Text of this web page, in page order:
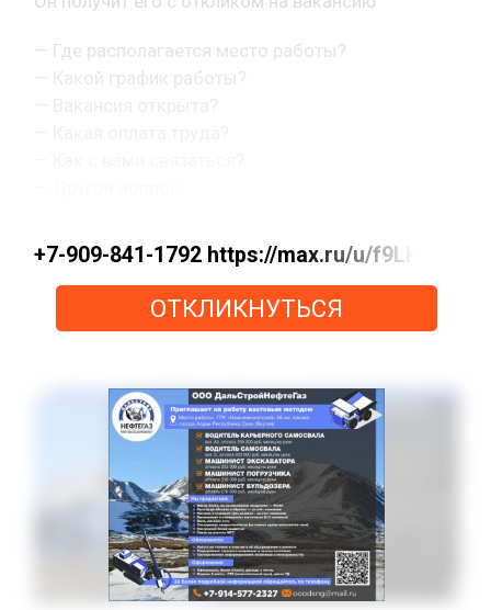
— Где располагается место работы?
— Какой график работы?
+7-909-841-1792 https://max.ru/u/
ОТКЛИКНУТЬСЯ